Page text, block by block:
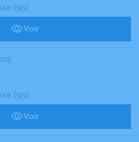
(95)
Voir
(95)
Voir